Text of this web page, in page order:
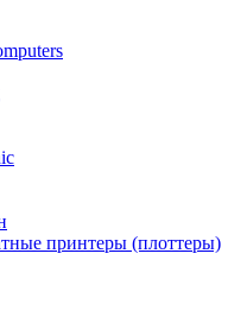
принтеры (плоттеры)